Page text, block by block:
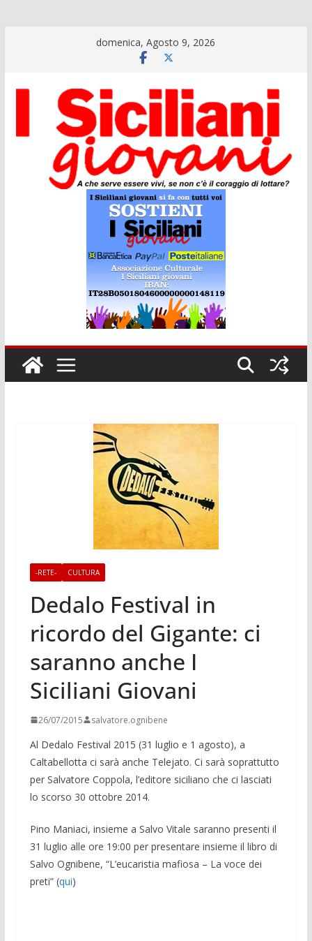
domenica, Agosto 9, 2026
-RETE- CULTURA
Dedalo Festival in
ricordo del Gigante: ci
saranno anche I
Siciliani Giovani
26/07/2015 salvatore.ognibene
Al Dedalo Festival 2015 (31 luglio e 1 agosto), a
Caltabellotta ci sarà anche Telejato. Ci sarà soprattutto
per Salvatore Coppola, l’editore siciliano che ci lasciati
lo scorso 30 ottobre 2014.
Pino Maniaci, insieme a Salvo Vitale saranno presenti il
31 luglio alle ore 19:00 per presentare insieme il libro di
Salvo Ognibene, “L’eucaristia mafiosa – La voce dei
preti” (qui)